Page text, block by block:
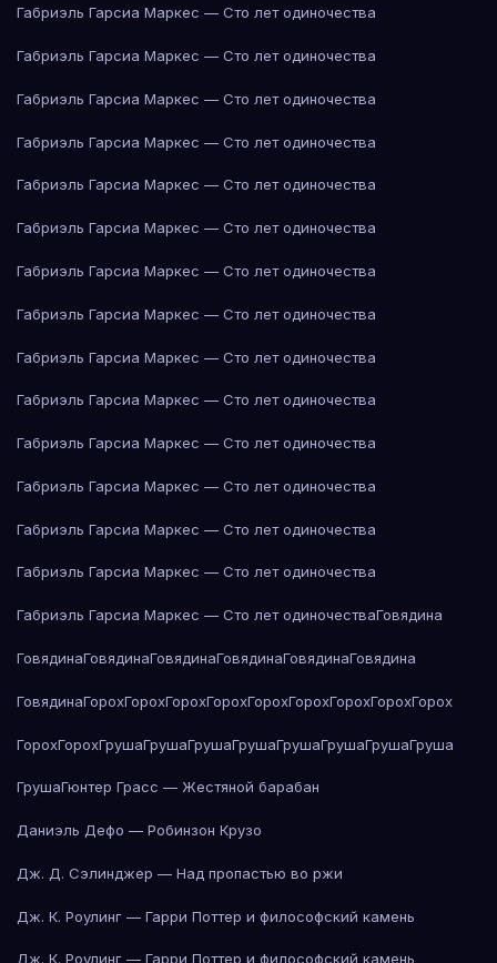
Габриэль Гарсиа Маркес — Сто лет одиночества
Габриэль Гарсиа Маркес — Сто лет одиночества
Габриэль Гарсиа Маркес — Сто лет одиночества
Габриэль Гарсиа Маркес — Сто лет одиночества
Габриэль Гарсиа Маркес — Сто лет одиночества
Габриэль Гарсиа Маркес — Сто лет одиночества
Габриэль Гарсиа Маркес — Сто лет одиночества
Габриэль Гарсиа Маркес — Сто лет одиночества
Габриэль Гарсиа Маркес — Сто лет одиночества
Габриэль Гарсиа Маркес — Сто лет одиночества
Габриэль Гарсиа Маркес — Сто лет одиночества
Габриэль Гарсиа Маркес — Сто лет одиночества
Габриэль Гарсиа Маркес — Сто лет одиночества
Габриэль Гарсиа Маркес — Сто лет одиночества
Габриэль Гарсиа Маркес — Сто лет одиночестваГовядина
ГовядинаГовядинаГовядинаГовядинаГовядинаГовядина
ГовядинаГорохГорохГорохГорохГорохГорохГорохГорохГорох
ГорохГорохГрушаГрушаГрушаГрушаГрушаГрушаГрушаГруша
ГрушаГюнтер Грасс — Жестяной барабан
Даниэль Дефо — Робинзон Крузо
Дж. Д. Сэлинджер — Над пропастью во ржи
Дж. К. Роулинг — Гарри Поттер и философский камень
Дж. К. Роулинг — Гарри Поттер и философский камень